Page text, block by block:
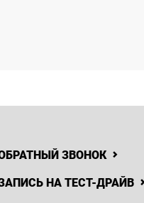
ЗВОНОК
НА ТЕСТ-ДРАЙВ